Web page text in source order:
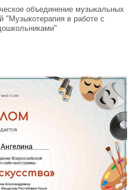
объединение музыкальных
"Музыкотерапия в работе с